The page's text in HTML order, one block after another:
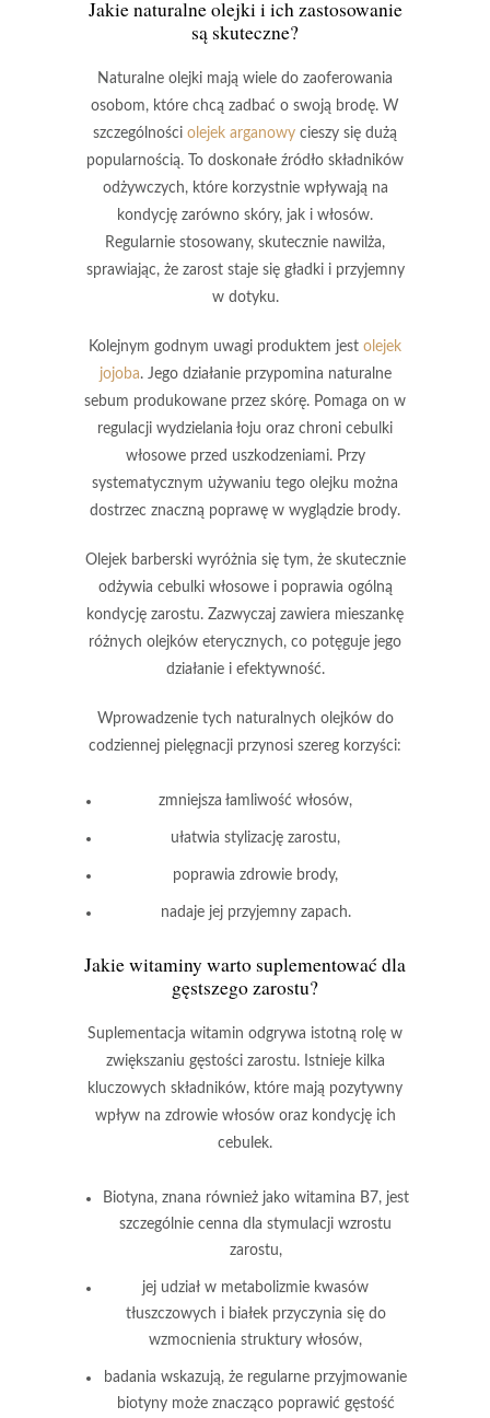
Jakie naturalne olejki i ich zastosowanie
są skuteczne?
Naturalne olejki mają wiele do zaoferowania
osobom, które chcą zadbać o swoją brodę. W
szczególności olejek arganowy cieszy się dużą
popularnością. To doskonałe źródło składników
odżywczych, które korzystnie wpływają na
kondycję zarówno skóry, jak i włosów.
Regularnie stosowany, skutecznie nawilża,
sprawiając, że zarost staje się gładki i przyjemny
w dotyku.
Kolejnym godnym uwagi produktem jest olejek
jojoba. Jego działanie przypomina naturalne
sebum produkowane przez skórę. Pomaga on w
regulacji wydzielania łoju oraz chroni cebulki
włosowe przed uszkodzeniami. Przy
systematycznym używaniu tego olejku można
dostrzec znaczną poprawę w wyglądzie brody.
Olejek barberskiwyróżnia się tym, że skutecznie
odżywia cebulki włosowe i poprawia ogólną
kondycję zarostu. Zazwyczaj zawiera mieszankę
różnych olejków eterycznych, co potęguje jego
działanie i efektywność.
Wprowadzenie tych naturalnych olejków do
codziennej pielęgnacji przynosi szereg korzyści:
zmniejsza łamliwość włosów,
ułatwia stylizację zarostu,
poprawia zdrowie brody,
nadaje jej przyjemny zapach.
Jakie witaminy warto suplementować dla
gęstszego zarostu?
Suplementacja witamin odgrywa istotną rolę w
zwiększaniu gęstości zarostu. Istnieje kilka
kluczowych składników, które mają pozytywny
wpływ na zdrowie włosów oraz kondycję ich
cebulek.
Biotyna, znana również jako witamina B7, jest
szczególnie cenna dla stymulacji wzrostu
zarostu,
jej udział w metabolizmie kwasów
tłuszczowych i białek przyczynia się do
wzmocnienia struktury włosów,
badania wskazują, że regularne przyjmowanie
biotyny może znacząco poprawić gęstość